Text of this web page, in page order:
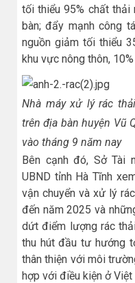
tối thiểu 95% chất
bàn; đẩy mạnh công
nguồn giảm tối thiểu
khu vực nông thôn,
Nhà máy xử lý rác
trên địa bàn huyện Vũ
vào tháng 9 năm nay
Bên cạnh đó, Sở Tài
UBND tỉnh Hà Tĩnh
vận chuyển và xử lý
đến năm 2025 và
dứt điểm lượng rác
thu hút đầu tư hướng
thân thiện với môi
hợp với điều kiện ở Việt